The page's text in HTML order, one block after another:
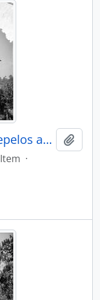
Homenagem do povo de Cepelos ao Comendador Luiz Bernardo de Almeida pela abertura da estrada nacional n.º 32
Item ·